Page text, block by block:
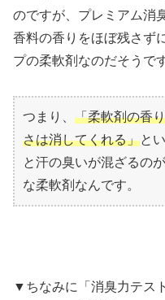
のですが、プレミアム消
香料の香りをほぼ残さず
プの柔軟剤なのだそうで
つまり、 「柔軟剤の香
さは消してくれる」と
と汗の臭いが混ざるの
な柔軟剤なんです。
▼ちなみに「消臭力テス